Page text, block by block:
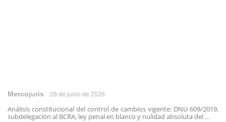
Mercojuris 28 de junio de 2026
Análisis constitucional del control de cambios vigente: DNU 609/2019,
subdelegación al BCRA, ley penal en blanco y nulidad absoluta del ...